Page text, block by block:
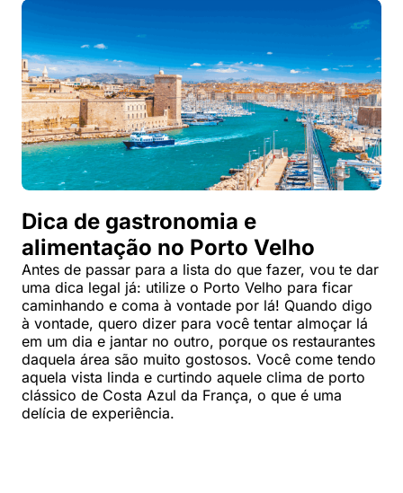
Dica de gastronomia e
alimentação no Porto Velho
Antes de passar para a lista do que fazer, vou te dar
uma dica legal já: utilize o Porto Velho para ficar
caminhando e coma à vontade por lá! Quando digo
à vontade, quero dizer para você tentar almoçar lá
em um dia e jantar no outro, porque os restaurantes
daquela área são muito gostosos. Você come tendo
aquela vista linda e curtindo aquele clima de porto
clássico de Costa Azul da França, o que é uma
delícia de experiência.